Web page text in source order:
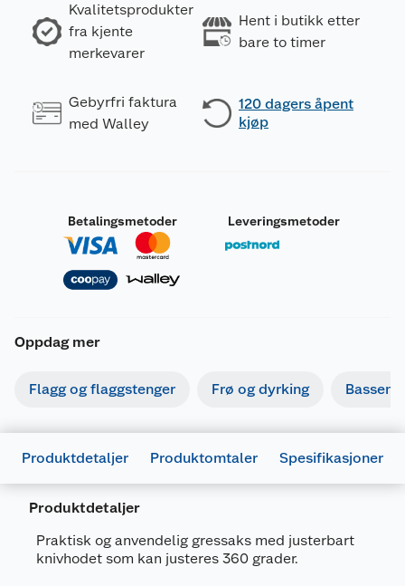
Kvalitetsprodukter
fra kjente
merkevarer
Hent i butikk etter
bare to timer
Gebyrfri faktura
med Walley
120 dagers åpent
kjøp
Betalingsmetoder Leveringsmetoder
Oppdag mer
Flagg og flaggstenger Frø og dyrking Basseng
Produktdetaljer Produktomtaler Spesifikasjoner
Produktdetaljer
Praktisk og anvendelig gressaks med justerbart
knivhodet som kan justeres 360 grader.